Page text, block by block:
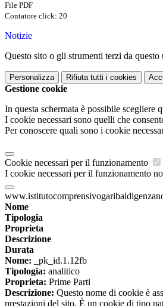
File PDF
Contatore click: 20
Notizie
Questo sito o gli strumenti terzi da
Personalizza Rifiuta tutti i cookies
Gestione cookie
In questa schermata è possibile scegliere
I cookie necessari sono quelli che
Per conoscere quali sono i cookie
Cookie necessari per il funzionamento
I cookie necessari per il funzionamento
Nome
Tipologia
Proprieta
Descrizione
Durata
Nome: _pk_id.1.12fb
Tipologia: analitico
Proprieta: Prime Parti
Descrizione: Questo nome di cookie è
prestazioni del sito. È un cookie di tipo